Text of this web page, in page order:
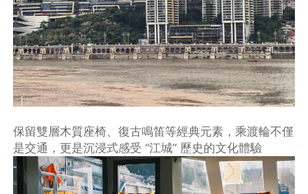
保留雙層木質座椅、復古鳴笛等經典元素，乘渡輪不僅
是交通，更是沉浸式感受 “江城” 歷史的文化體驗